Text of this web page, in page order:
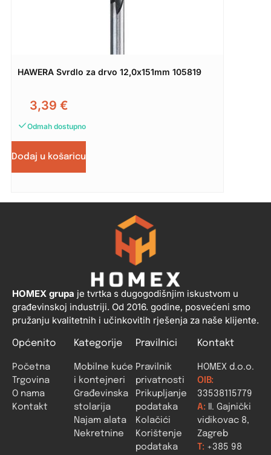
HAWERA Svrdlo za drvo 12,0x151mm 105819
3,39 €
Odmah dostupno
Dodaj u košaricu
HOMEX grupa je tvrtka s dugogodišnjim iskustvom u
građevinskoj industriji. Od 2016. godine, posvećeni smo
pružanju kvalitetnih i učinkovitih rješenja za naše klijente.
Općenito
Početna
Trgovina
O nama
Kontakt
Kategorije
Mobilne kuće
i kontejneri
Građevinska
stolarija
Najam alata
Nekretnine
Pravilnici
Pravilnik
privatnosti
Prikupljanje
podataka
Kolačići
Korištenje
podataka
Kontakt
HOMEX d.o.o.
OIB:
33538115779
A: II. Gajnički
vidikovac 8,
Zagreb
T: +385 98